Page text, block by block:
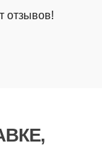
отзывов!